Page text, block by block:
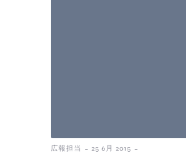
広報担当 - 25 6月 2015 -